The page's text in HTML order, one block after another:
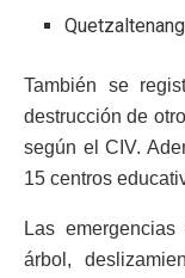
También se
destrucción de
según el CIV.
15 centros
Las
árbol,